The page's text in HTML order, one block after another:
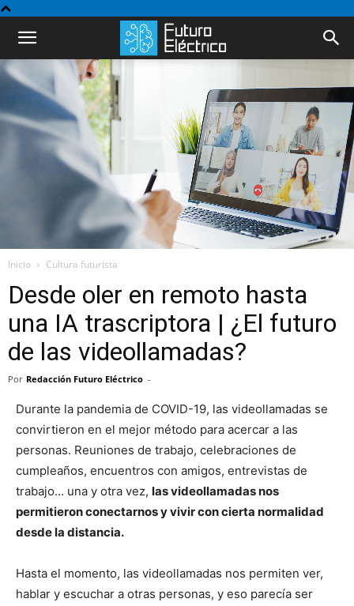
Inicio Cultura futurista
Desde oler en remoto hasta
una IA trascriptora | ¿El futuro
de las videollamadas?
Por Redacción Futuro Eléctrico -
Durante la pandemia de COVID-19, las videollamadas se
convirtieron en el mejor método para acercar a las
personas. Reuniones de trabajo, celebraciones de
cumpleaños, encuentros con amigos, entrevistas de
trabajo… una y otra vez, las videollamadas nos
permitieron conectarnos y vivir con cierta normalidad
desde la distancia.
Hasta el momento, las videollamadas nos permiten ver,
hablar y escuchar a otras personas, y eso parecía ser